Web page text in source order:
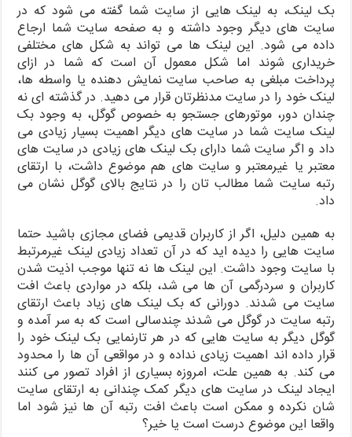
بک لینک، به لینک هایی از سایت شما گفته می شود که در
سایت های دیگر وجود داشته و به صفحه سایت شما ارجاع
داده می شود. این لینک ها می تواند به شکل های مختلفی
خریداری شوند اما شکل معمول آن است که شما در ازای
پرداخت مبلغی به صاحب سایت نمایش دهنده یا واسطه ها،
لینک خود را در سایت مدنظرتان قرار می دهید. در گذشته ای نه
چندان دور، موتورهای جستجو به خصوص گوگل، به وجود بک
لینک سایت شما در سایت های دیگر اهمیت بسیار زیادی می
داد و اگر سایت شما دارای بک لینک های زیادی در سایت های
معتبر یا غیرمعتبر و سایت های هم موضوع داشت، با ارتقای
رتبه سایت شما مطالب تان را در نتایج بالای گوگل نشان می
داد.
به همین دلیل، اگر از کاربران قدیمی فضای مجازی باشید حتما
سایت هایی را دیده اید که در آن تعداد زیادی لینک غیرمرتبط
با سایت وجود داشت. این لینک ها نه تنها موجب اذیت شدن
کاربران و سردرگمی آن ها می شد، بلکه در مواردی باعث افت
سایت می شدند. دورانی که بک لینک های زیاد باعث ارتقای
رتبه سایت در گوگل می شدند چندسالی است که به سر آمده و
گوگل دیگر به سایت هایی که در هر تارنمایی بک لینک خود را
قرار داده اند اهمیت زیادی نداده و در مواقعی آن ها را محدود
می کند. به همین علت، امروزه بسیاری از افراد تصور می کنند
ایجاد لینک در سایت های دیگر کمک چندانی به ارتقای سایت
شان نکرده و ممکن است باعث افت رتبه آن ها نیز شود اما
واقعا این موضوع درست است یا خیر؟